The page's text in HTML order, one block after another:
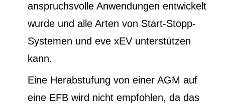
anspruchsvolle Anwendungen entwickelt
wurde und alle Arten von Start-Stopp-
Systemen und eve xEV unterstützen
kann.
Eine Herabstufung von einer AGM auf
eine EFB wird nicht empfohlen, da das